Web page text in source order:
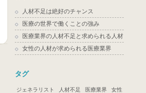
人材不足は絶好のチャンス
医療の世界で働くことの強み
医療業界の人材不足と求められる人材
女性の人材が求められる医療業界
タグ
ジェネラリスト 人材不足 医療業界 女性